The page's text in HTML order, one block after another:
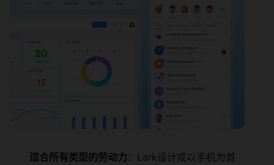
适合所有类型的劳动力 ：Lark设计成以手机为首